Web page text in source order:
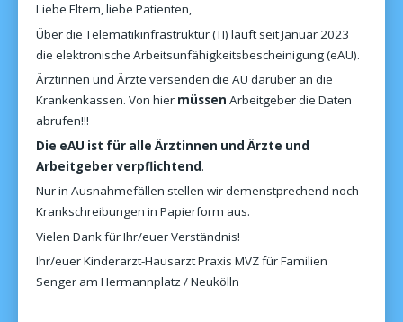
Liebe Eltern, liebe Patienten,
Über die Telematikinfrastruktur (TI) läuft seit Januar 2023
die elektronische Arbeitsunfähigkeitsbescheinigung (eAU).
Ärztinnen und Ärzte versenden die AU darüber an die
Krankenkassen. Von hier müssen Arbeitgeber die Daten
abrufen!!!
Die eAU ist für alle Ärztinnen und Ärzte und
Arbeitgeber verpflichtend.
Nur in Ausnahmefällen stellen wir demenstprechend noch
Krankschreibungen in Papierform aus.
Vielen Dank für Ihr/euer Verständnis!
Ihr/euer Kinderarzt-Hausarzt Praxis MVZ für Familien
Senger am Hermannplatz / Neukölln